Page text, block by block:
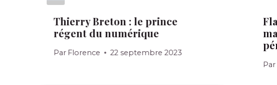
Thierry Breton : le prince
régent du numérique
Par Florence 22 septembre 2023
Par